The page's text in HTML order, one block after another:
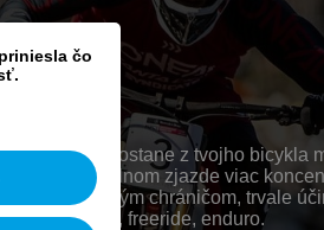
čo
SAINT dostane z tvojho bicykla
pri brutálnom zjazde viac
s dorazovým chráničom, trvale
pre: zjazd, freeride, enduro.